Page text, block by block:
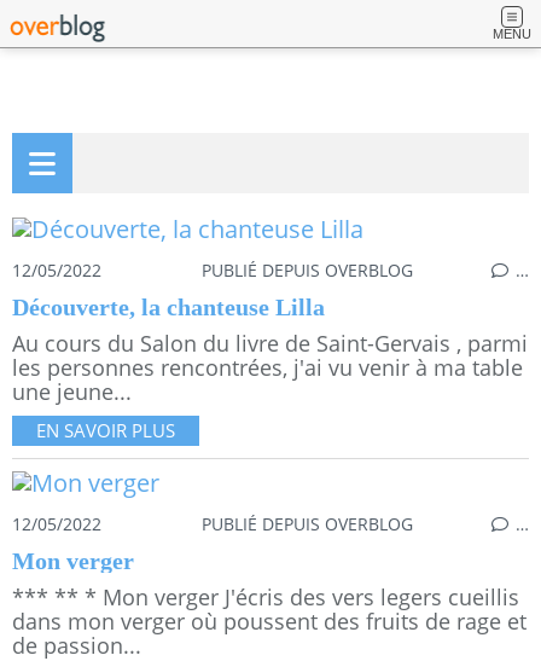
MENU
12/05/2022 PUBLIÉ DEPUIS OVERBLOG …
Découverte, la chanteuse Lilla
Au cours du Salon du livre de Saint-Gervais , parmi
les personnes rencontrées, j'ai vu venir à ma table
une jeune...
EN SAVOIR PLUS
12/05/2022 PUBLIÉ DEPUIS OVERBLOG …
Mon verger
*** ** * Mon verger J'écris des vers legers cueillis
dans mon verger où poussent des fruits de rage et
de passion...